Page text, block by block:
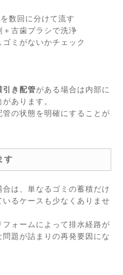
数回に分けて流す
古歯ブラシで洗浄
ミがないかチェック
引き配管がある場合は内部に
あります。
管の状態を明確にすることが
す
は、単なるゴミの蓄積だけ
るケースも少なくありませ
ォームによって排水経路が
題が詰まりの再発要因にな